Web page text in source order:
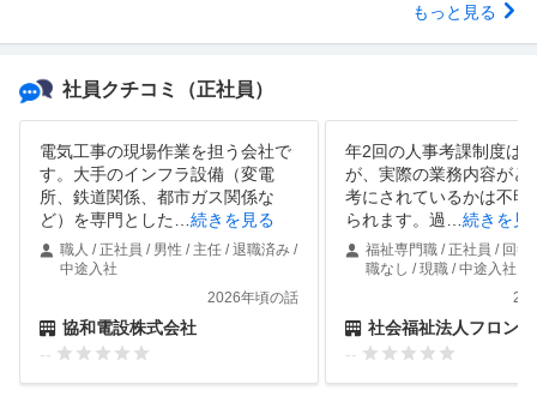
もっと見る
社員クチコミ （正社員）
電気工事の現場作業を担う会社で
す。大手のインフラ設備（変電
所、鉄道関係、都市ガス関係な
ど）を専門とした
続きを見る
職人 / 正社員 / 男性 / 主任 / 退職済み /
中途入社
2026年頃の話
協和電設株式会社
--
年2回の人事考課制度は
が、実際の業務内容がど
考にされているかは不明
られます。過
続きを見
福祉専門職 / 正社員 / 回答
職なし / 現職 / 中途入社
社会福祉法人フロン
--